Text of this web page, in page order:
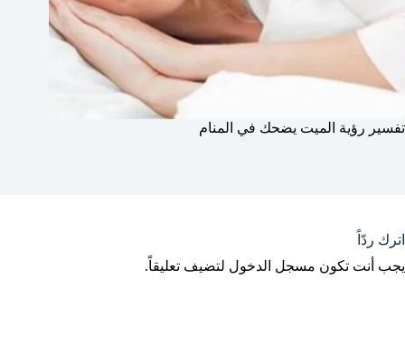
تفسير رؤية الميت يضحك في المنام
اترك ردّاً
يجب أنت تكون مسجل الدخول لتضيف تعليقاً.